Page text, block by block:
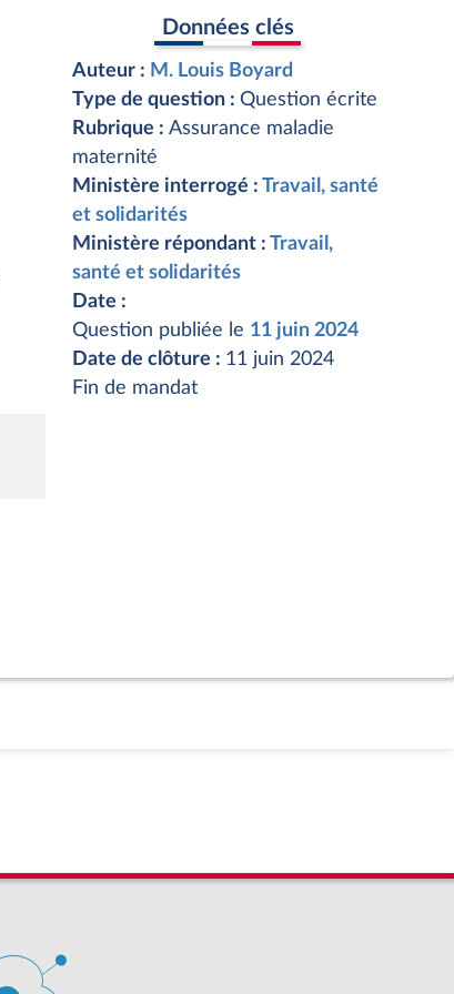
Données clés
Auteur : M. Louis Boyard
Type de question : Question écrite
Rubrique : Assurance maladie
maternité
Ministère interrogé : Travail, santé
et solidarités
Ministère répondant : Travail,
santé et solidarités
Date :
Question publiée le 11 juin 2024
Date de clôture : 11 juin 2024
Fin de mandat